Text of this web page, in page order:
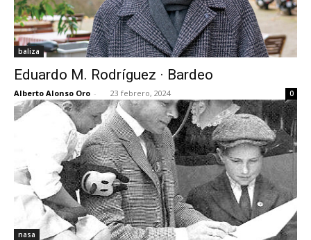
baliza
Eduardo M. Rodríguez · Bardeo
Alberto Alonso Oro - 23 febrero, 2024 0
nasa